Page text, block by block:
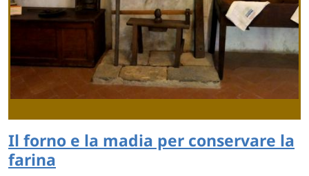
Il forno e la madia per conservare la
farina